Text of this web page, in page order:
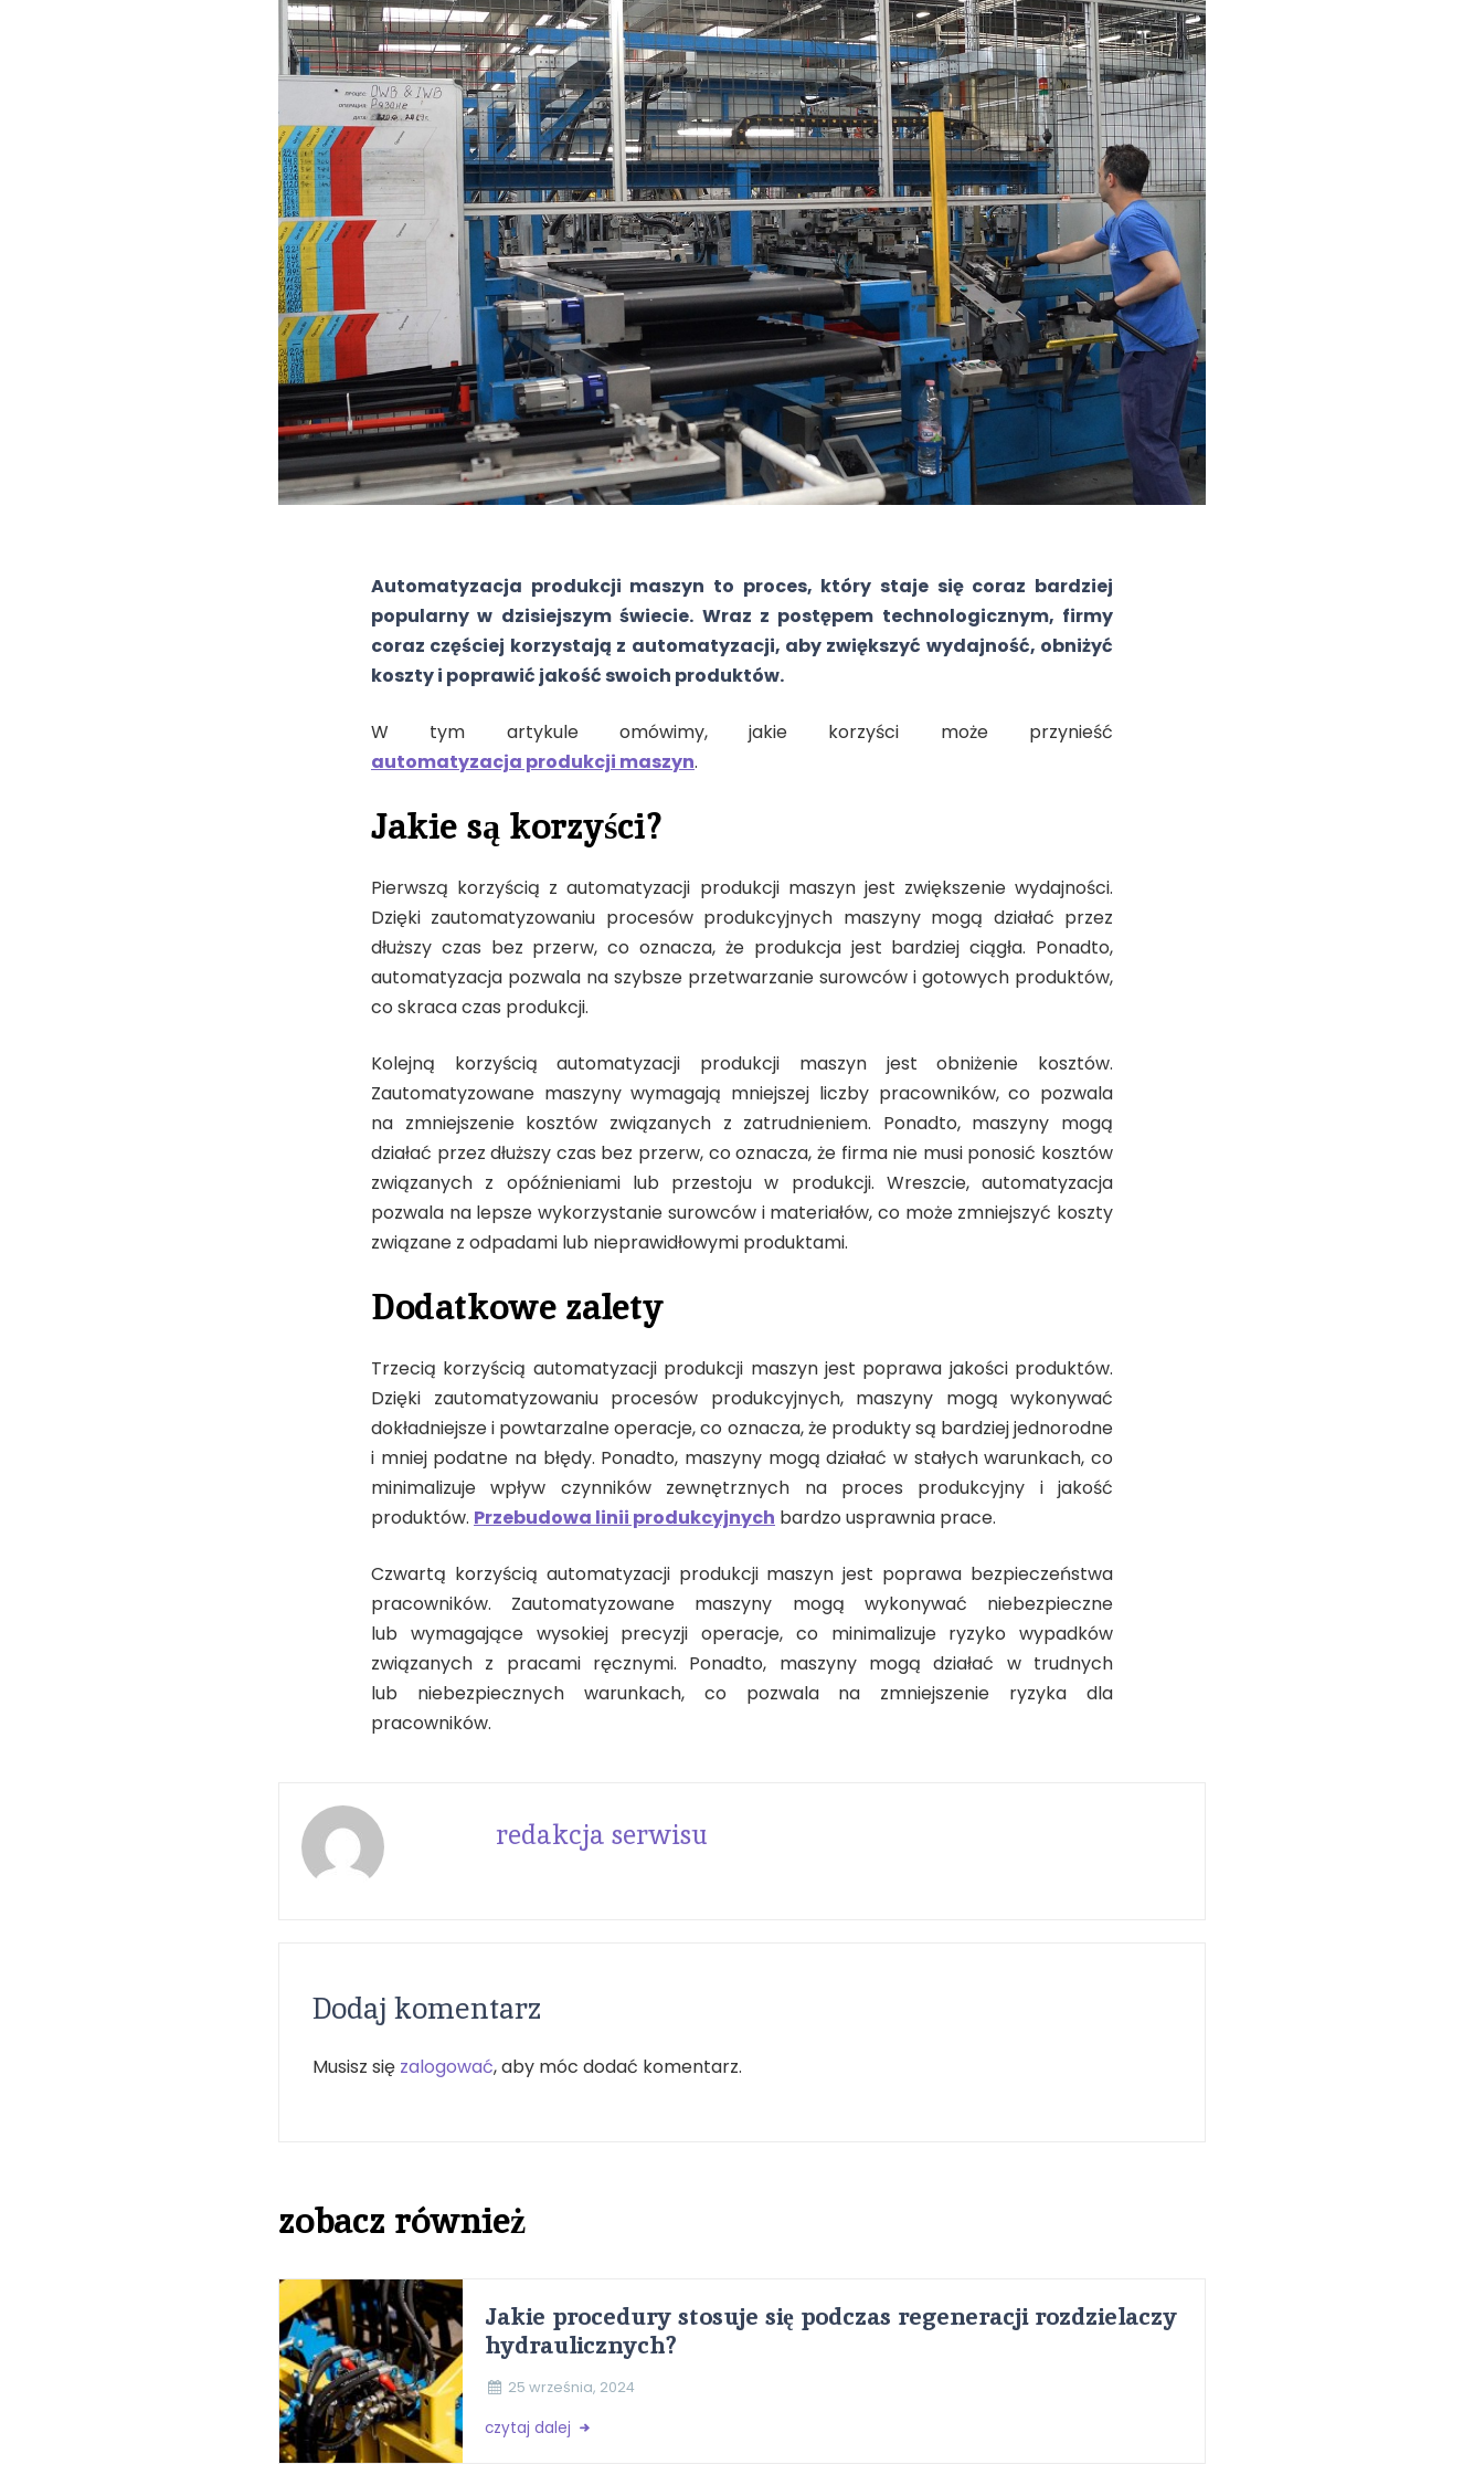
Automatyzacja produkcji maszyn to proces, który staje się coraz bardziej
popularny w dzisiejszym świecie. Wraz z postępem technologicznym, firmy
coraz częściej korzystają z automatyzacji, aby zwiększyć wydajność, obniżyć
koszty i poprawić jakość swoich produktów.
W tym artykule omówimy, jakie korzyści może przynieść
automatyzacja produkcji maszyn.
Jakie są korzyści?
Pierwszą korzyścią z automatyzacji produkcji maszyn jest zwiększenie wydajności.
Dzięki zautomatyzowaniu procesów produkcyjnych maszyny mogą działać przez
dłuższy czas bez przerw, co oznacza, że produkcja jest bardziej ciągła. Ponadto,
automatyzacja pozwala na szybsze przetwarzanie surowców i gotowych produktów,
co skraca czas produkcji.
Kolejną korzyścią automatyzacji produkcji maszyn jest obniżenie kosztów.
Zautomatyzowane maszyny wymagają mniejszej liczby pracowników, co pozwala
na zmniejszenie kosztów związanych z zatrudnieniem. Ponadto, maszyny mogą
działać przez dłuższy czas bez przerw, co oznacza, że firma nie musi ponosić kosztów
związanych z opóźnieniami lub przestoju w produkcji. Wreszcie, automatyzacja
pozwala na lepsze wykorzystanie surowców i materiałów, co może zmniejszyć koszty
związane z odpadami lub nieprawidłowymi produktami.
Dodatkowe zalety
Trzecią korzyścią automatyzacji produkcji maszyn jest poprawa jakości produktów.
Dzięki zautomatyzowaniu procesów produkcyjnych, maszyny mogą wykonywać
dokładniejsze i powtarzalne operacje, co oznacza, że produkty są bardziej jednorodne
i mniej podatne na błędy. Ponadto, maszyny mogą działać w stałych warunkach, co
minimalizuje wpływ czynników zewnętrznych na proces produkcyjny i jakość
produktów. Przebudowa linii produkcyjnych bardzo usprawnia prace.
Czwartą korzyścią automatyzacji produkcji maszyn jest poprawa bezpieczeństwa
pracowników. Zautomatyzowane maszyny mogą wykonywać niebezpieczne
lub wymagające wysokiej precyzji operacje, co minimalizuje ryzyko wypadków
związanych z pracami ręcznymi. Ponadto, maszyny mogą działać w trudnych
lub niebezpiecznych warunkach, co pozwala na zmniejszenie ryzyka dla
pracowników.
redakcja serwisu
Dodaj komentarz
Musisz się zalogować, aby móc dodać komentarz.
zobacz również
Jakie procedury stosuje się podczas regeneracji rozdzielaczy
hydraulicznych?
25 września, 2024
czytaj dalej